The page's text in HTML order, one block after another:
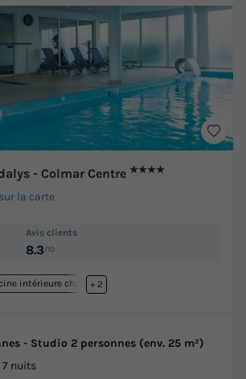
- Colmar Centre ★★★★
la carte
Avis clients
8.3/10
intérieure chauffée
+ 2
- Studio 2 personnes (env. 25 m²)
nuits